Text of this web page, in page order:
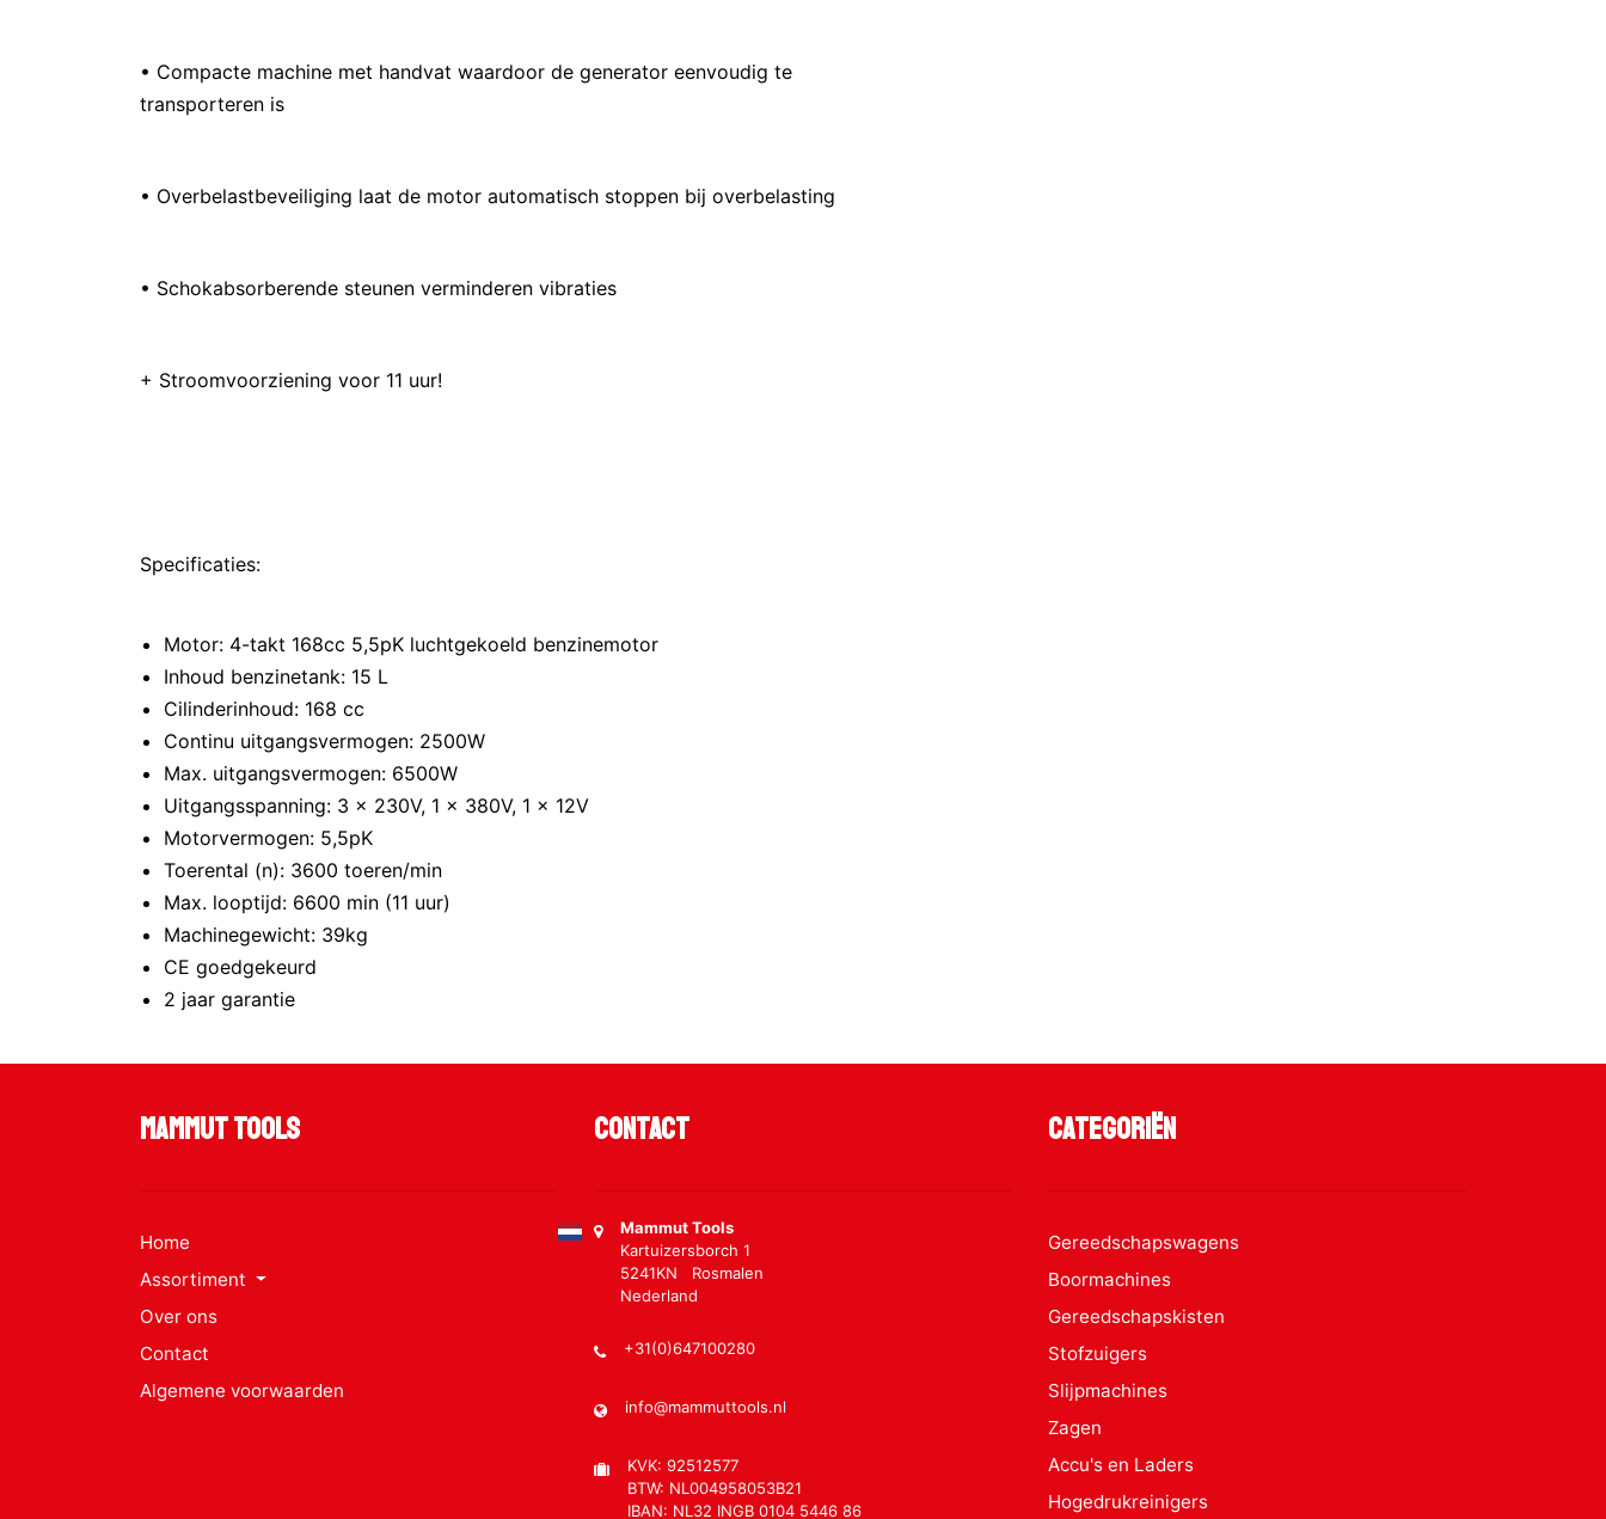
• Compacte machine met handvat waardoor de generator eenvoudig te
transporteren is
• Overbelastbeveiliging laat de motor automatisch stoppen bij overbelasting
• Schokabsorberende steunen verminderen vibraties
+ Stroomvoorziening voor 11 uur!
Specificaties:
Motor: 4-takt 168cc 5,5pK luchtgekoeld benzinemotor
Inhoud benzinetank: 15 L
Cilinderinhoud: 168 cc
Continu uitgangsvermogen: 2500W
Max. uitgangsvermogen: 6500W
Uitgangsspanning: 3 x 230V, 1 x 380V, 1 x 12V
Motorvermogen: 5,5pK
Toerental (n): 3600 toeren/min
Max. looptijd: 6600 min (11 uur)
Machinegewicht: 39kg
CE goedgekeurd
2 jaar garantie
Mammut Tools
Home
Assortiment
Over ons
Contact
Algemene voorwaarden
Contact
Mammut Tools
Kartuizersborch 1
5241KN Rosmalen
Nederland
+31(0)647100280
info@mammuttools.nl
KVK: 92512577
BTW: NL004958053B21
IBAN: NL32 INGB 0104 5446 86
Categoriën
Gereedschapswagens
Boormachines
Gereedschapskisten
Stofzuigers
Slijpmachines
Zagen
Accu's en Laders
Hogedrukreinigers